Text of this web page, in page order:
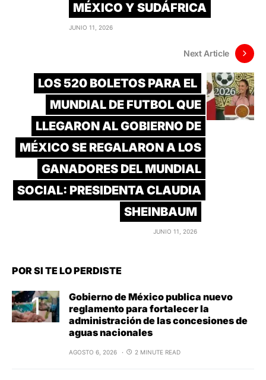
MÉXICO Y SUDÁFRICA
JUNIO 11, 2026
Next Article
LOS 520 BOLETOS PARA EL
MUNDIAL DE FUTBOL QUE
LLEGARON AL GOBIERNO DE
MÉXICO SE REGALARON A LOS
GANADORES DEL MUNDIAL
SOCIAL: PRESIDENTA CLAUDIA
SHEINBAUM
JUNIO 11, 2026
POR SI TE LO PERDISTE
Gobierno de México publica nuevo
reglamento para fortalecer la
administración de las concesiones de
aguas nacionales
AGOSTO 6, 2026 2 MINUTE READ